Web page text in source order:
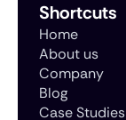
Shortcuts
Home
About us
Company
Blog
Case Studies